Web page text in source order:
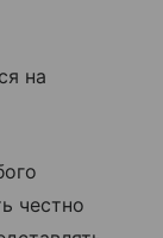
на
честно